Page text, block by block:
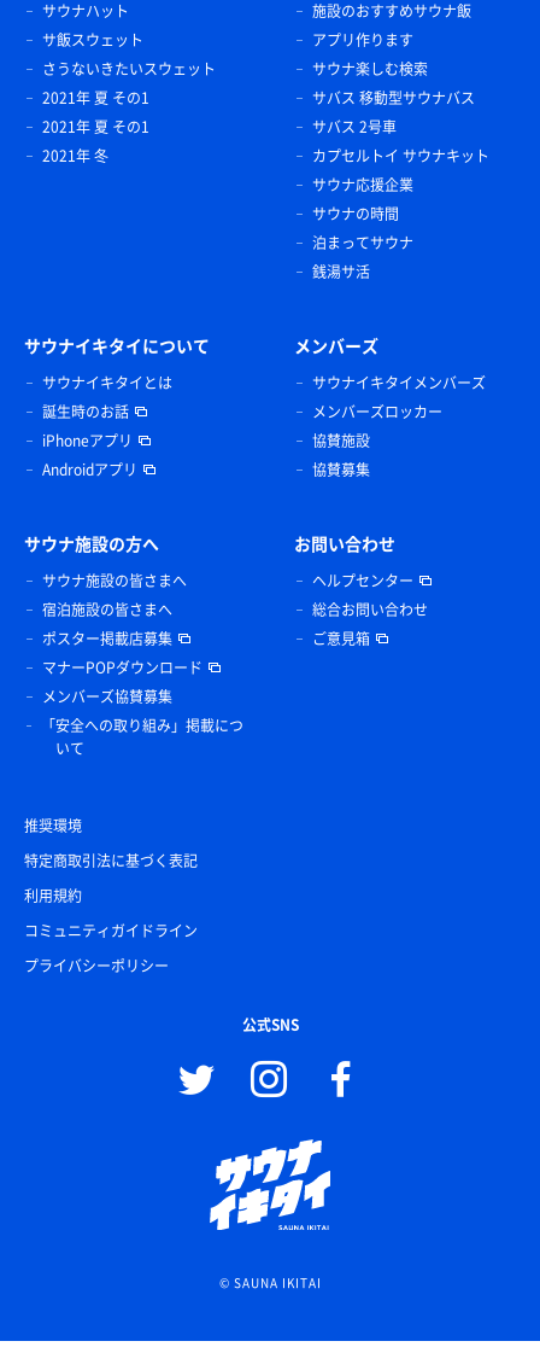
サウナハット
サ飯スウェット
さうないきたいスウェット
2021年 夏 その1
2021年 夏 その1
2021年 冬
施設のおすすめサウナ飯
アプリ作ります
サウナ楽しむ検索
サバス 移動型サウナバス
サバス 2号車
カプセルトイ サウナキット
サウナ応援企業
サウナの時間
泊まってサウナ
銭湯サ活
サウナイキタイについて
サウナイキタイとは
誕生時のお話
iPhoneアプリ
Androidアプリ
メンバーズ
サウナイキタイメンバーズ
メンバーズロッカー
協賛施設
協賛募集
サウナ施設の方へ
サウナ施設の皆さまへ
宿泊施設の皆さまへ
ポスター掲載店募集
マナーPOPダウンロード
メンバーズ協賛募集
「安全への取り組み」掲載につ
いて
お問い合わせ
ヘルプセンター
総合お問い合わせ
ご意見箱
推奨環境
特定商取引法に基づく表記
利用規約
コミュニティガイドライン
プライバシーポリシー
公式SNS
© SAUNA IKITAI